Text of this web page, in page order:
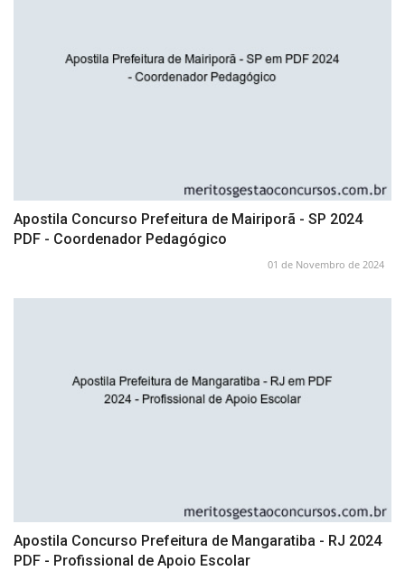
Apostila Concurso Prefeitura de Mairiporã - SP 2024
PDF - Coordenador Pedagógico
01 de Novembro de 2024
Apostila Concurso Prefeitura de Mangaratiba - RJ 2024
PDF - Profissional de Apoio Escolar